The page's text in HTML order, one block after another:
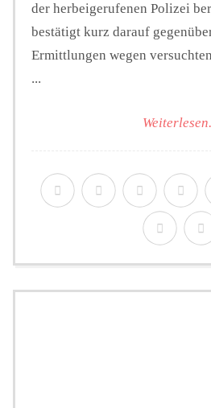
der herbeigerufenen Polizei
bestätigt kurz darauf
Ermittlungen wegen
...